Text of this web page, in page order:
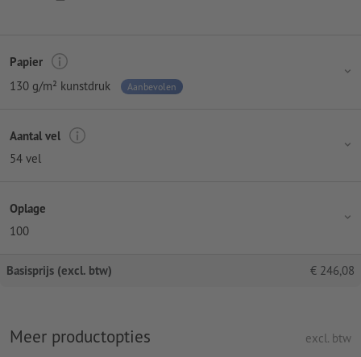
Papier
130 g/m² kunstdruk
Aanbevolen
Aantal vel
54 vel
Oplage
100
Basisprijs (excl. btw) € 246,08
Meer productopties excl. btw